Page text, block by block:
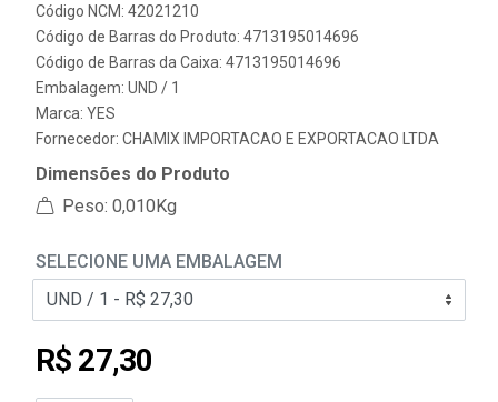
Código NCM: 42021210
Código de Barras do Produto: 4713195014696
Código de Barras da Caixa: 4713195014696
Embalagem: UND / 1
Marca: YES
Fornecedor: CHAMIX IMPORTACAO E EXPORTACAO LTDA
Dimensões do Produto
Peso: 0,010Kg
SELECIONE UMA EMBALAGEM
R$ 27,30